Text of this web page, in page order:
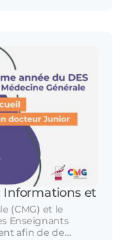
Informations et
(CMG) et le
Enseignants
afin de de…